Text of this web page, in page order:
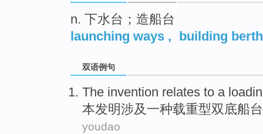
n. 下水台；造船台
launching ways , building berth
双语例句
The invention relates to a
本发明涉及 一种载重型双底船
youdao